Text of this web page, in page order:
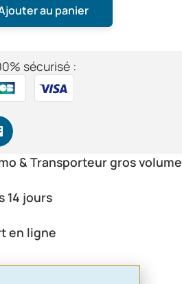
au panier
sécurisé :
& Transporteur gros volume
14 jours
en ligne